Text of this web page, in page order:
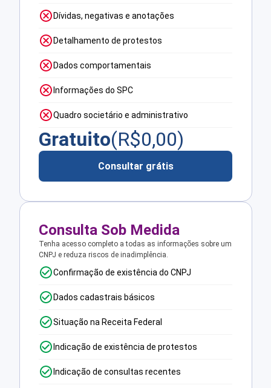
Dívidas, negativas e anotações
Detalhamento de protestos
Dados comportamentais
Informações do SPC
Quadro societário e administrativo
Gratuito(R$0,00)
Consultar grátis
Consulta Sob Medida
Tenha acesso completo a todas as informações sobre um
CNPJ e reduza riscos de inadimplência.
Confirmação de existência do CNPJ
Dados cadastrais básicos
Situação na Receita Federal
Indicação de existência de protestos
Indicação de consultas recentes